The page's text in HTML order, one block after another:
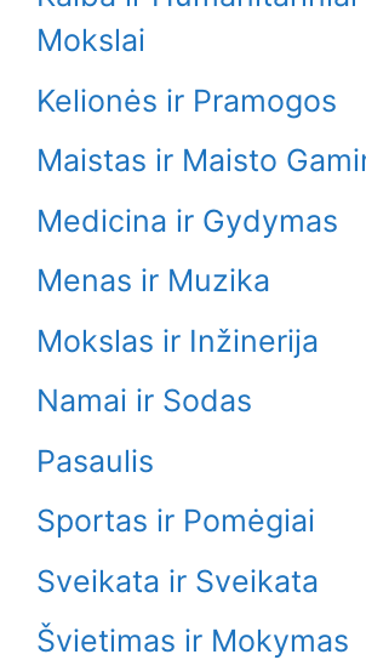
Mokslai
Kelionės ir Pramogos
Maistas ir Maisto
Medicina ir Gydymas
Menas ir Muzika
Mokslas ir Inžinerija
Namai ir Sodas
Pasaulis
Sportas ir Pomėgiai
Sveikata ir Sveikata
Švietimas ir Mokymas